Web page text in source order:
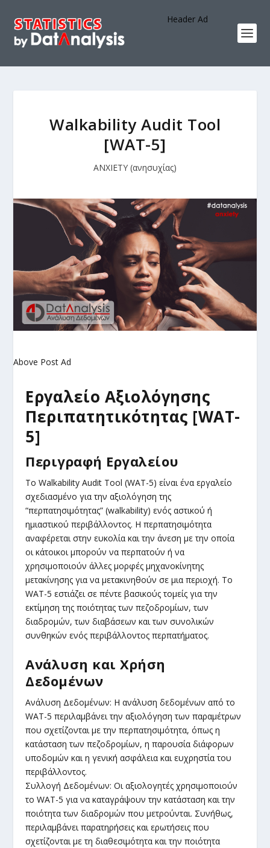
Header Ad
Walkability Audit Tool
[WAT-5]
ANXIETY (ανησυχίας)
Above Post Ad
Εργαλείο Αξιολόγησης
Περιπατητικότητας [WAT-
5]
Περιγραφή Εργαλείου
Το Walkability Audit Tool (WAT-5) είναι ένα εργαλείο
σχεδιασμένο για την αξιολόγηση της
“περπατησιμότητας” (walkability) ενός αστικού ή
ημιαστικού περιβάλλοντος. Η περπατησιμότητα
αναφέρεται στην ευκολία και την άνεση με την οποία
οι κάτοικοι μπορούν να περπατούν ή να
χρησιμοποιούν άλλες μορφές μηχανοκίνητης
μετακίνησης για να μετακινηθούν σε μια περιοχή. Το
WAT-5 εστιάζει σε πέντε βασικούς τομείς για την
εκτίμηση της ποιότητας των πεζοδρομίων, των
διαδρομών, των διαβάσεων και των συνολικών
συνθηκών ενός περιβάλλοντος περπατήματος.
Ανάλυση και Χρήση
Δεδομένων
Ανάλυση Δεδομένων: Η ανάλυση δεδομένων από το
WAT-5 περιλαμβάνει την αξιολόγηση των παραμέτρων
που σχετίζονται με την περπατησιμότητα, όπως η
κατάσταση των πεζοδρομίων, η παρουσία διάφορων
υποδομών και η γενική ασφάλεια και ευχρηστία του
περιβάλλοντος.
Συλλογή Δεδομένων: Οι αξιολογητές χρησιμοποιούν
το WAT-5 για να καταγράψουν την κατάσταση και την
ποιότητα των διαδρομών που μετρούνται. Συνήθως,
περιλαμβάνει παρατηρήσεις και ερωτήσεις που
σχετίζονται με τη διαθεσιμότητα και την ποιότητα